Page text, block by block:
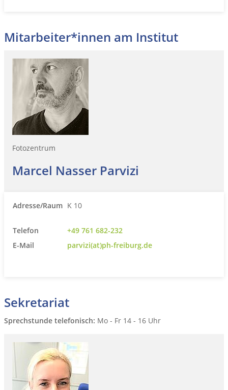
Mitarbeiter*innen am Institut
Fotozentrum
Marcel Nasser Parvizi
Adresse/Raum K 10
Telefon
+49 761 682-232
E-Mail
parvizi(at)ph-freiburg.de
Sekretariat
Sprechstunde telefonisch: Mo - Fr 14 - 16 Uhr